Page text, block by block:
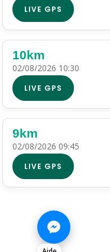
LIVE GPS
10km
02/08/2026 10:30
LIVE GPS
9km
02/08/2026 09:45
LIVE GPS